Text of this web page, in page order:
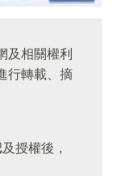
及相關權利
行轉載、摘
授權後，